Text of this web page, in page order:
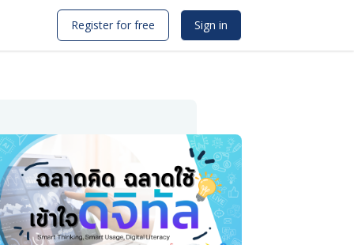
Register for free Sign in